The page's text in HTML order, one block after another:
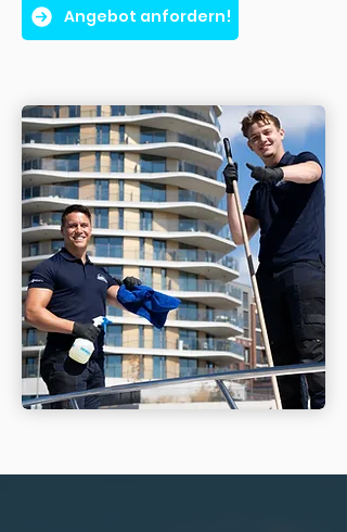
Angebot anfordern!